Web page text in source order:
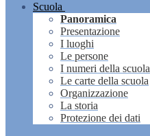
Scuola
Panoramica
Presentazione
I luoghi
Le persone
I numeri della scuola
Le carte della scuola
Organizzazione
La storia
Protezione dei dati